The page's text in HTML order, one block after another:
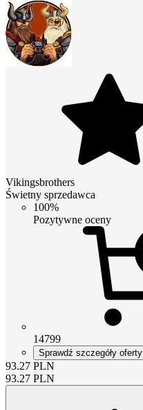
Vikingsbrothers
Świetny sprzedawca
100%
Pozytywne oceny
14799
Sprawdź szczegóły oferty
93.27 PLN
93.27 PLN